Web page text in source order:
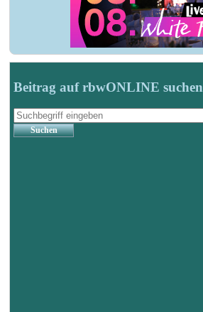
Beitrag auf rbwONLINE suchen
Suchen